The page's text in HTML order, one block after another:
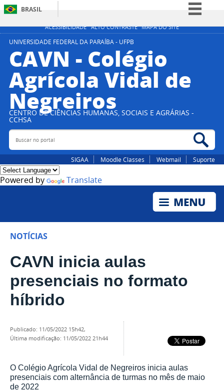
ACESSIBILIDADE ALTO CONTRASTE MAPA DO SITE
BRASIL
Simplifique!
Participe
Acesso à informação
Legislação
UNIVERSIDADE FEDERAL DA PARAÍBA - UFPB
CAVN - Colégio
Agrícola Vidal de
Negreiros
CENTRO DE CIÊNCIAS HUMANAS, SOCIAIS E AGRÁRIAS -
CCHSA
Buscar no portal
SIGAA Moodle Classes Webmail Suporte
Powered by Translate
NOTÍCIAS
CAVN inicia aulas
presenciais no formato
híbrido
publicado: 11/05/2022 15h42,
última modificação: 11/05/2022 21h44
O Colégio Agrícola Vidal de Negreiros inicia aulas
presenciais com alternância de turmas no mês de maio
de 2022